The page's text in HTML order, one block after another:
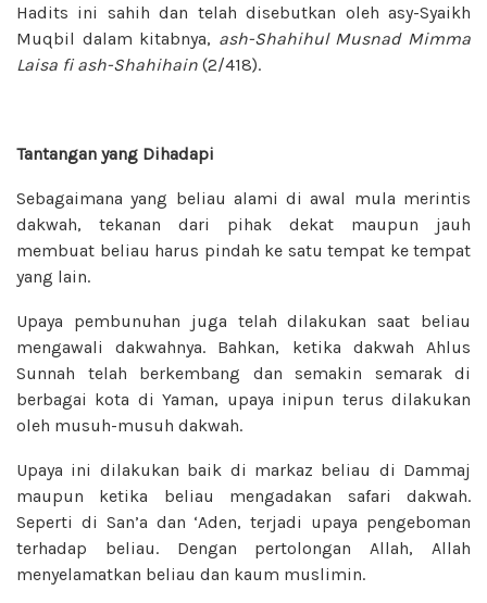
Hadits ini sahih dan telah disebutkan oleh asy-Syaikh
Muqbil dalam kitabnya, ash-Shahihul Musnad Mimma
Laisa fi ash-Shahihain (2/418).
Tantangan yang Dihadapi
Sebagaimana yang beliau alami di awal mula merintis
dakwah, tekanan dari pihak dekat maupun jauh
membuat beliau harus pindah ke satu tempat ke tempat
yang lain.
Upaya pembunuhan juga telah dilakukan saat beliau
mengawali dakwahnya. Bahkan, ketika dakwah Ahlus
Sunnah telah berkembang dan semakin semarak di
berbagai kota di Yaman, upaya inipun terus dilakukan
oleh musuh-musuh dakwah.
Upaya ini dilakukan baik di markaz beliau di Dammaj
maupun ketika beliau mengadakan safari dakwah.
Seperti di San’a dan ‘Aden, terjadi upaya pengeboman
terhadap beliau. Dengan pertolongan Allah, Allah
menyelamatkan beliau dan kaum muslimin.